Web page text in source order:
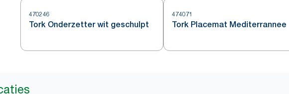
470246
Tork Onderzetter wit geschulpt
474071
Tork Placemat Mediterrannee